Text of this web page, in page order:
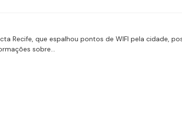
Recife, que espalhou pontos de WIFI pela cidade,
sobre...